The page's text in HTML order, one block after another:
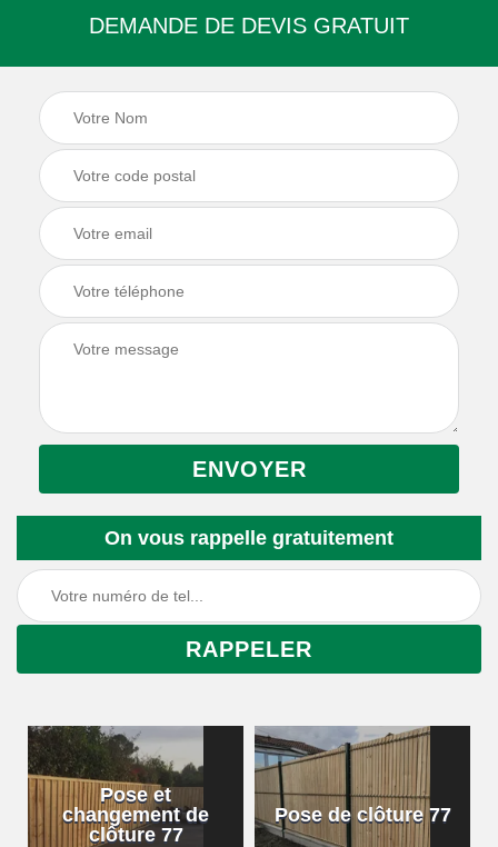
DEMANDE DE DEVIS GRATUIT
On vous rappelle gratuitement
Pose et
changement de
clôture 77
Pose de clôture 77